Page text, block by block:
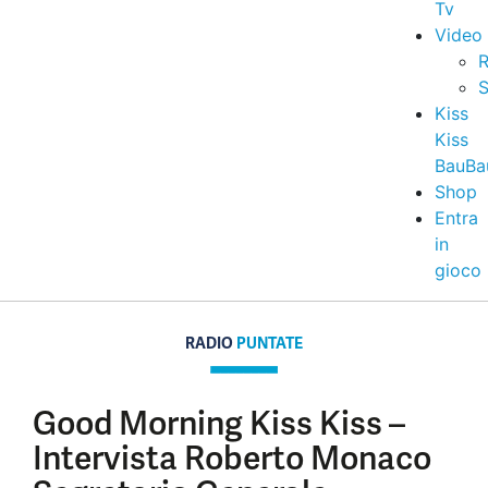
Tv
Video
Kiss
Kiss
Shop
Entra
in
gioco
RADIO PUNTATE
Good Morning Kiss Kiss –
Intervista Roberto Monaco